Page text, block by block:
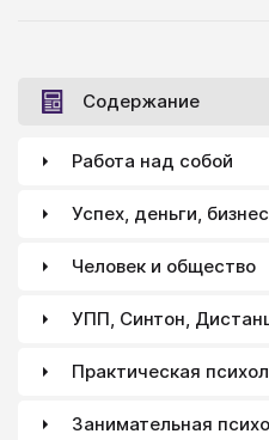
Содержание
Работа над собой
Успех, деньги, бизнес
Человек и общество
УПП, Синтон,
Практическая
Занимательная